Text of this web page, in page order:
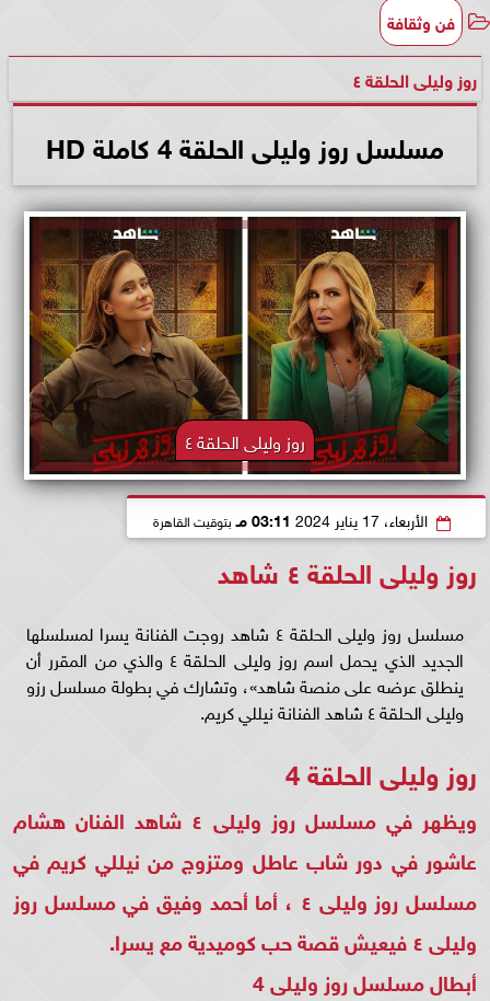
فن وثقافة
روز وليلى الحلقة ٤
مسلسل روز وليلى الحلقة 4 كاملة HD
روز وليلى الحلقة ٤
الأربعاء، 17 يناير 2024 03:11 مـ بتوقيت القاهرة
روز وليلى الحلقة ٤ شاهد
مسلسل روز وليلى الحلقة ٤ شاهد روجت الفنانة يسرا لمسلسلها
الجديد الذي يحمل اسم روز وليلى الحلقة ٤ والذي من المقرر أن
ينطلق عرضه على منصة شاهد»، وتشارك في بطولة مسلسل رزو
وليلى الحلقة ٤ شاهد الفنانة نيللي كريم.
روز وليلى الحلقة 4
ويظهر في مسلسل روز وليلى ٤ شاهد الفنان هشام
عاشور في دور شاب عاطل ومتزوج من نيللي كريم في
مسلسل روز وليلى ٤ ، أما أحمد وفيق في مسلسل روز
وليلى ٤ فيعيش قصة حب كوميدية مع يسرا.
أبطال مسلسل روز وليلى 4